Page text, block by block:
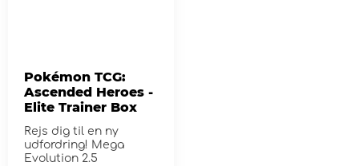
Pokémon TCG:
Ascended Heroes -
Elite Trainer Box
Rejs dig til en ny
udfordring! Mega
Evolution 2.5